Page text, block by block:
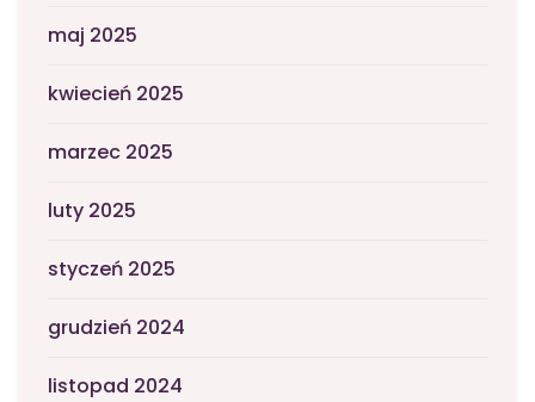
maj 2025
kwiecień 2025
marzec 2025
luty 2025
styczeń 2025
grudzień 2024
listopad 2024